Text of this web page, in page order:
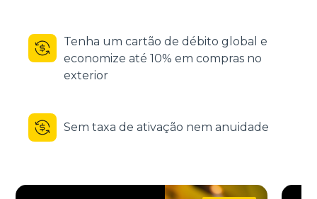
Tenha um cartão de débito global e
economize até 10% em compras no
exterior
Sem taxa de ativação nem anuidade